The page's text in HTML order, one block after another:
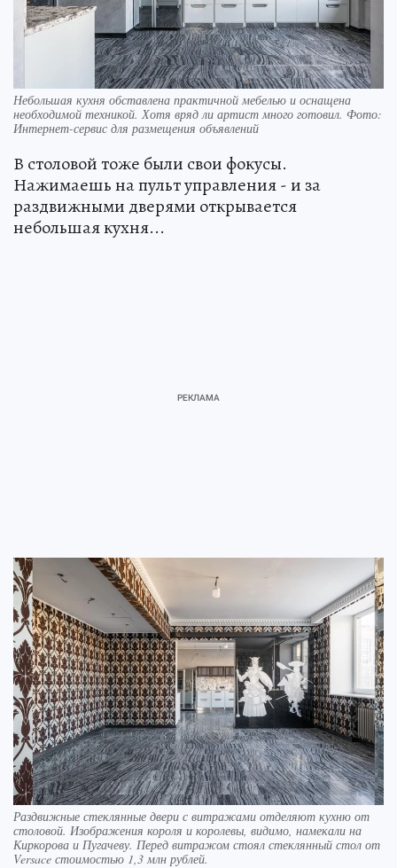
Небольшая кухня обставлена практичной мебелью и оснащена
необходимой техникой. Хотя вряд ли артист много готовил. Фото:
Интернет-сервис для размещения объявлений
В столовой тоже были свои фокусы.
Нажимаешь на пульт управления - и за
раздвижными дверями открывается
небольшая кухня...
Раздвижные стеклянные двери с витражами отделяют кухню от
столовой. Изображения короля и королевы, видимо, намекали на
Киркорова и Пугачеву. Перед витражом стоял стеклянный стол от
Versace стоимостью 1,3 млн рублей.